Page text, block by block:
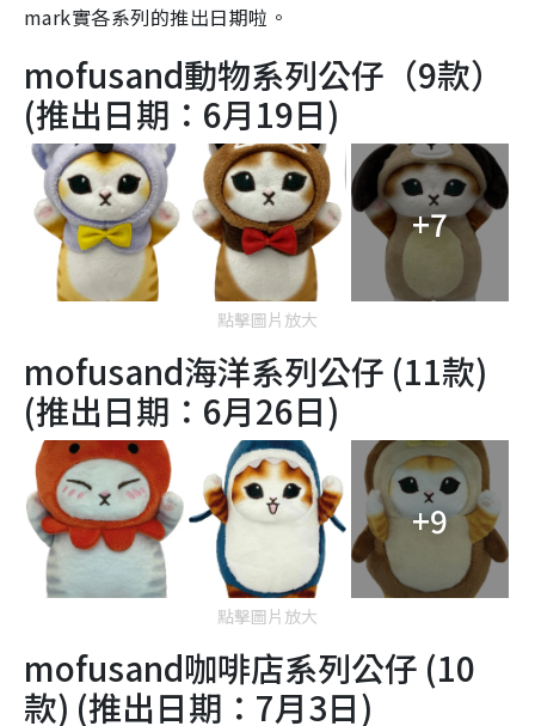
mark實各系列的推出日期啦。
mofusand動物系列公仔（9款）
(推出日期：6月19日)
+7
點擊圖片放大
mofusand海洋系列公仔 (11款)
(推出日期：6月26日)
+9
點擊圖片放大
mofusand咖啡店系列公仔 (10
款) (推出日期：7月3日)